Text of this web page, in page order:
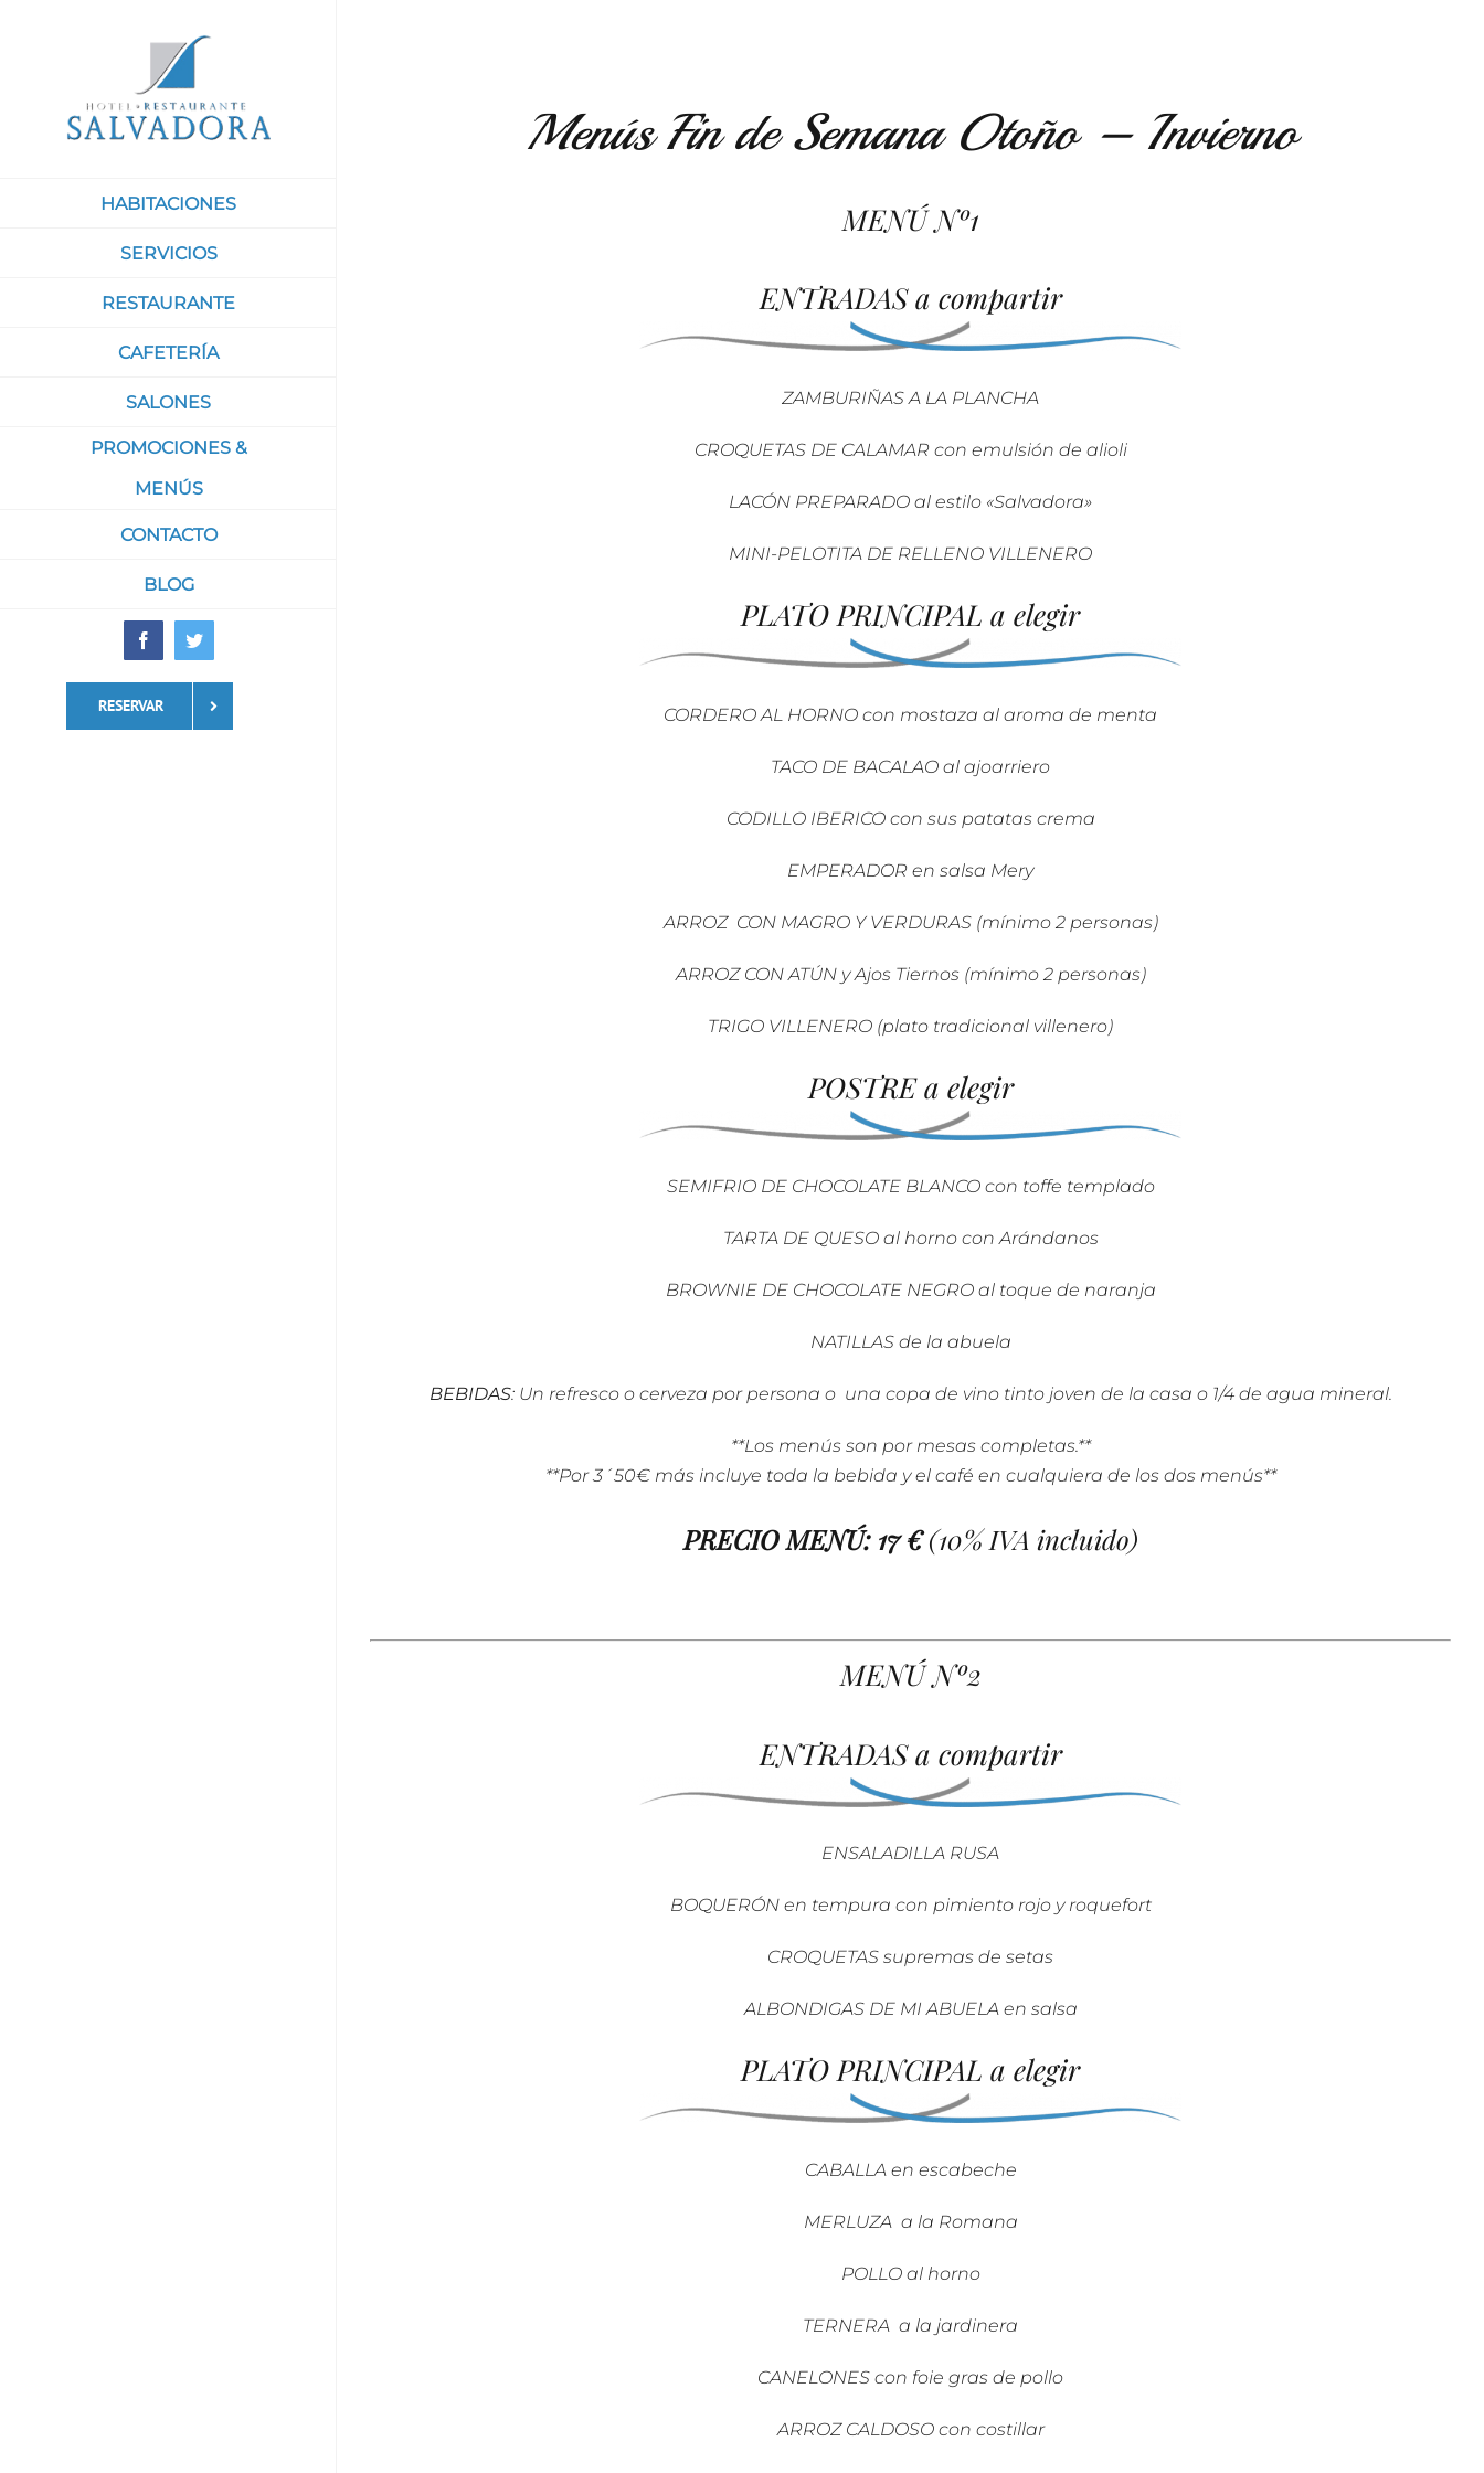
HABITACIONES
SERVICIOS
RESTAURANTE
CAFETERÍA
SALONES
PROMOCIONES &
MENÚS
CONTACTO
BLOG
FacebookTwitter
RESERVAR
Menús Fin de Semana Otoño – Invierno
MENÚNº1
ENTRADAS a compartir
ZAMBURIÑAS A LA PLANCHA
CROQUETAS DE CALAMAR con emulsión de alioli
LACÓN PREPARADO al estilo «Salvadora»
MINI-PELOTITA DE RELLENO VILLENERO
PLATO PRINCIPAL a elegir
CORDERO AL HORNO con mostaza al aroma de menta
TACO DE BACALAO al ajoarriero
CODILLO IBERICO con sus patatas crema
EMPERADOR en salsa Mery
ARROZ CON MAGRO Y VERDURAS (mínimo 2 personas)
ARROZ CON ATÚN y Ajos Tiernos (mínimo 2 personas)
TRIGO VILLENERO (plato tradicional villenero)
POSTRE a elegir
SEMIFRIO DE CHOCOLATE BLANCO con toffe templado
TARTA DE QUESO al horno con Arándanos
BROWNIE DE CHOCOLATE NEGRO al toque de naranja
NATILLAS de la abuela
BEBIDAS: Un refresco o cerveza por persona o una copa de vino tinto joven de la casa o 1/4 de agua mineral.
**Los menús son por mesas completas.**
**Por 3´50€ más incluye toda la bebida y el café en cualquiera de los dos menús**
PRECIO MENÚ: 17 €(10% IVA incluido)
MENÚNº2
ENTRADAS a compartir
ENSALADILLA RUSA
BOQUERÓN en tempura con pimiento rojo y roquefort
CROQUETAS supremas de setas
ALBONDIGAS DE MI ABUELA en salsa
PLATO PRINCIPAL a elegir
CABALLA en escabeche
MERLUZA a la Romana
POLLO al horno
TERNERA a la jardinera
CANELONES con foie gras de pollo
ARROZ CALDOSO con costillar